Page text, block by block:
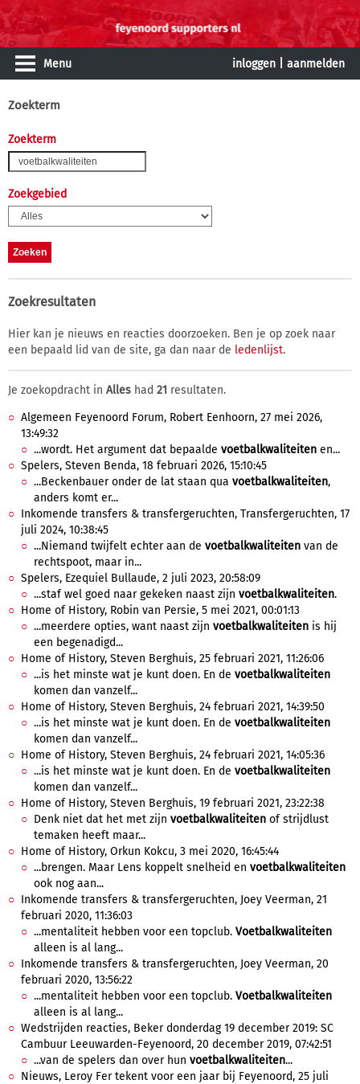
Menu inloggen aanmelden
Zoekterm
Zoekterm
Zoekgebied
Zoekresultaten
Hier kan je nieuws en reacties doorzoeken. Ben je op zoek naar
een bepaald lid van de site, ga dan naar de ledenlijst.
Je zoekopdracht in Alles had 21 resultaten.
Algemeen Feyenoord Forum, Robert Eenhoorn, 27 mei 2026,
13:49:32
...wordt. Het argument dat bepaalde voetbalkwaliteiten en...
Spelers, Steven Benda, 18 februari 2026, 15:10:45
...Beckenbauer onder de lat staan qua voetbalkwaliteiten,
anders komt er...
Inkomende transfers & transfergeruchten, Transfergeruchten, 17
juli 2024, 10:38:45
...Niemand twijfelt echter aan de voetbalkwaliteiten van de
rechtspoot, maar in...
Spelers, Ezequiel Bullaude, 2 juli 2023, 20:58:09
...staf wel goed naar gekeken naast zijn voetbalkwaliteiten.
Home of History, Robin van Persie, 5 mei 2021, 00:01:13
...meerdere opties, want naast zijn voetbalkwaliteiten is hij
een begenadigd...
Home of History, Steven Berghuis, 25 februari 2021, 11:26:06
...is het minste wat je kunt doen. En de voetbalkwaliteiten
komen dan vanzelf...
Home of History, Steven Berghuis, 24 februari 2021, 14:39:50
...is het minste wat je kunt doen. En de voetbalkwaliteiten
komen dan vanzelf...
Home of History, Steven Berghuis, 24 februari 2021, 14:05:36
...is het minste wat je kunt doen. En de voetbalkwaliteiten
komen dan vanzelf...
Home of History, Steven Berghuis, 19 februari 2021, 23:22:38
Denk niet dat het met zijn voetbalkwaliteiten of strijdlust
temaken heeft maar...
Home of History, Orkun Kokcu, 3 mei 2020, 16:45:44
...brengen. Maar Lens koppelt snelheid en voetbalkwaliteiten
ook nog aan...
Inkomende transfers & transfergeruchten, Joey Veerman, 21
februari 2020, 11:36:03
...mentaliteit hebben voor een topclub. Voetbalkwaliteiten
alleen is al lang...
Inkomende transfers & transfergeruchten, Joey Veerman, 20
februari 2020, 13:56:22
...mentaliteit hebben voor een topclub. Voetbalkwaliteiten
alleen is al lang...
Wedstrijden reacties, Beker donderdag 19 december 2019: SC
Cambuur Leeuwarden-Feyenoord, 20 december 2019, 07:42:51
...van de spelers dan over hun voetbalkwaliteiten...
Nieuws, Leroy Fer tekent voor een jaar bij Feyenoord, 25 juli